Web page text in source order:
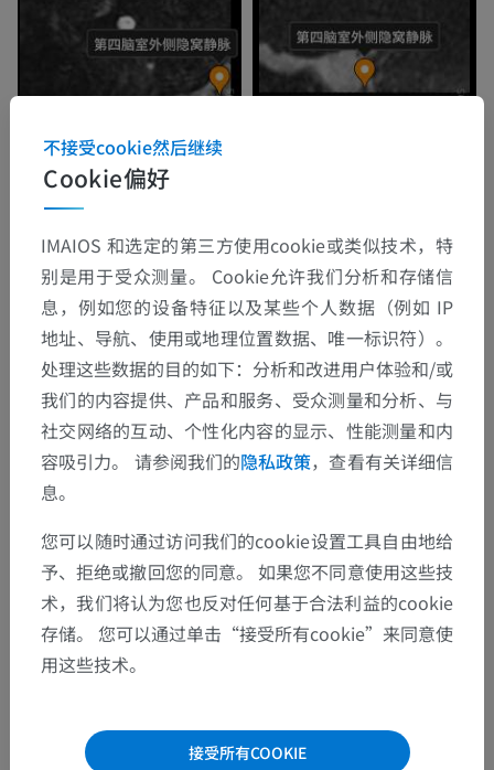
解剖层次
人体解剖学2
Cookie偏好
不接受cookie然后继续
IMAIOS 和选定的第三方使用cookie或类似技术，特
别是用于受众测量。 Cookie允许我们分析和存储信
息，例如您的设备特征以及某些个人数据（例如 IP
地址、导航、使用或地理位置数据、唯一标识符）。
处理这些数据的目的如下：分析和改进用户体验和/或
我们的内容提供、产品和服务、受众测量和分析、与
社交网络的互动、个性化内容的显示、性能测量和内
容吸引力。 请参阅我们的隐私政策，查看有关详细信
息。
您可以随时通过访问我们的cookie设置工具自由地给
予、拒绝或撤回您的同意。 如果您不同意使用这些技
术，我们将认为您也反对任何基于合法利益的cookie
存储。 您可以通过单击“接受所有cookie”来同意使
用这些技术。
接受所有COOKIE